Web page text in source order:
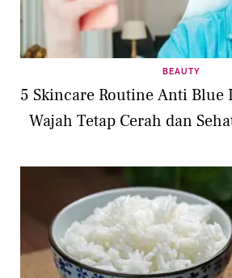
BEAUTY
5 Skincare Routine Anti
Wajah Tetap Cerah dan